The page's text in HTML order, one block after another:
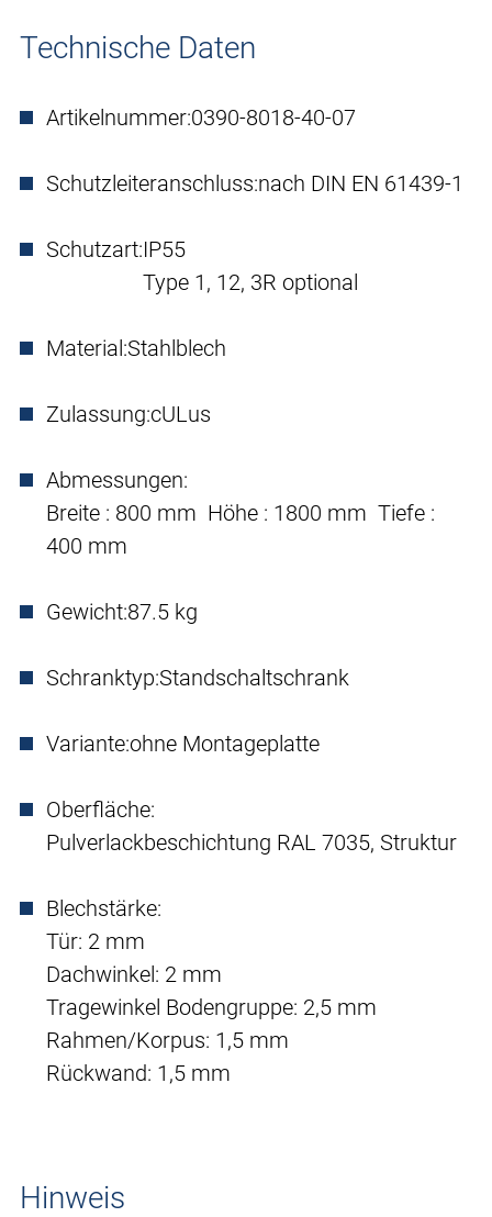
Technische Daten
Artikelnummer:0390-8018-40-07
Schutzleiteranschluss:nach DIN EN 61439-1
Schutzart:IP55
Type 1, 12, 3R optional
Material:Stahlblech
Zulassung:cULus
Abmessungen:
Breite : 800 mm Höhe : 1800 mm Tiefe :
400 mm
Gewicht:87.5 kg
Schranktyp:Standschaltschrank
Variante:ohne Montageplatte
Oberfläche:
Pulverlackbeschichtung RAL 7035, Struktur
Blechstärke:
Tür: 2 mm
Dachwinkel: 2 mm
Tragewinkel Bodengruppe: 2,5 mm
Rahmen/Korpus: 1,5 mm
Rückwand: 1,5 mm
Hinweis